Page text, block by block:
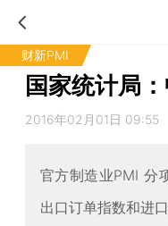
财新PMI
国家统计局
2016年02月01日 09:55
官方制造业PMI 分
出口订单指数和进